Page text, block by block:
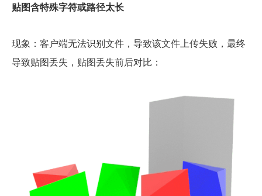
贴图含特殊字符或路径太长
现象：客户端无法识别文件，导致该文件上传失败，最终
导致贴图丢失，贴图丢失前后对比：